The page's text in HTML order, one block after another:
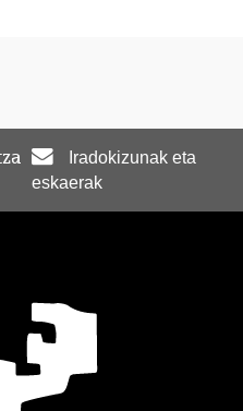
Iradokizunak eta
eskaerak